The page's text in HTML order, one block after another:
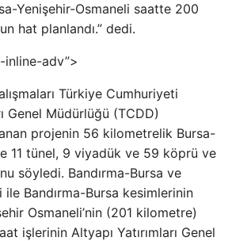
Yenişehir-Osmaneli saatte 200
hat planlandı.” dedi.
inline-adv”>
Türkiye Cumhuriyeti
Genel Müdürlüğü (TCDD)
projenin 56 kilometrelik Bursa-
11 tünel, 9 viyadük ve 59 köprü ve
söyledi. Bandırma-Bursa ve
ile Bandırma-Bursa kesimlerinin
Osmaneli’nin (201 kilometre)
işlerinin Altyapı Yatırımları Genel